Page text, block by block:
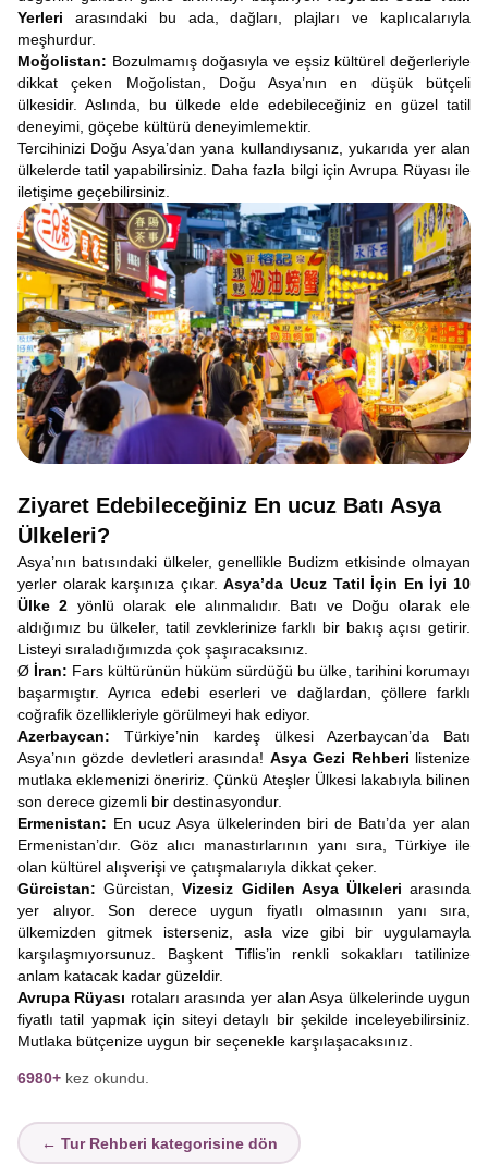
Yerleri arasındaki bu ada, dağları, plajları ve kaplıcalarıyla
meşhurdur.
Moğolistan: Bozulmamış doğasıyla ve eşsiz kültürel değerleriyle
dikkat çeken Moğolistan, Doğu Asya’nın en düşük bütçeli
ülkesidir. Aslında, bu ülkede elde edebileceğiniz en güzel tatil
deneyimi, göçebe kültürü deneyimlemektir.
Tercihinizi Doğu Asya’dan yana kullandıysanız, yukarıda yer alan
ülkelerde tatil yapabilirsiniz. Daha fazla bilgi için Avrupa Rüyası ile
iletişime geçebilirsiniz.
Ziyaret Edebileceğiniz En ucuz Batı Asya
Ülkeleri?
Asya’nın batısındaki ülkeler, genellikle Budizm etkisinde olmayan
yerler olarak karşınıza çıkar.Asya’da Ucuz Tatil İçin En İyi 10
Ülke 2 yönlü olarak ele alınmalıdır. Batı ve Doğu olarak ele
aldığımız bu ülkeler, tatil zevklerinize farklı bir bakış açısı getirir.
Listeyi sıraladığımızda çok şaşıracaksınız.
Ø İran: Fars kültürünün hüküm sürdüğü bu ülke, tarihini korumayı
başarmıştır. Ayrıca edebi eserleri ve dağlardan, çöllere farklı
coğrafik özellikleriyle görülmeyi hak ediyor.
Azerbaycan: Türkiye’nin kardeş ülkesi Azerbaycan’da Batı
Asya’nın gözde devletleri arasında! Asya Gezi Rehberi listenize
mutlaka eklemenizi öneririz. Çünkü Ateşler Ülkesi lakabıyla bilinen
son derece gizemli bir destinasyondur.
Ermenistan: En ucuz Asya ülkelerinden biri de Batı’da yer alan
Ermenistan’dır. Göz alıcı manastırlarının yanı sıra, Türkiye ile
olan kültürel alışverişi ve çatışmalarıyla dikkat çeker.
Gürcistan:Gürcistan,Vizesiz Gidilen Asya Ülkeleriarasında
yer alıyor. Son derece uygun fiyatlı olmasının yanı sıra,
ülkemizden gitmek isterseniz, asla vize gibi bir uygulamayla
karşılaşmıyorsunuz. Başkent Tiflis’in renkli sokakları tatilinize
anlam katacak kadar güzeldir.
Avrupa Rüyası rotaları arasında yer alan Asya ülkelerinde uygun
fiyatlı tatil yapmak için siteyi detaylı bir şekilde inceleyebilirsiniz.
Mutlaka bütçenize uygun bir seçenekle karşılaşacaksınız.
6980+ kez okundu.
← Tur Rehberi kategorisine dön